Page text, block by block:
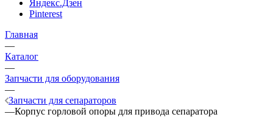
Яндекс.Дзен
Pinterest
Главная
—
Каталог
—
Запчасти для оборудования
—
Запчасти для сепараторов
—Корпус горловой опоры для привода сепаратора